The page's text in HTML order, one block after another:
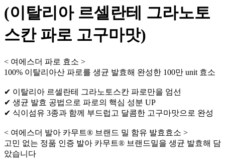
(이탈리아 르셀란테 그라노토
스칸 파로 고구마맛)
< 여에스더 파로 효소 >
100% 이탈리아산 파로를 생균 발효해 완성한 100만 unit 효소
✔ 이탈리아 르셀란테 그라노토스칸 파로만을 엄선
✔ 생균 발효 공법으로 파로의 핵심 성분 UP
✔ 식이섬유 3종과 함께 부드럽고 달콤한 고구마맛으로 완성
< 여에스더 발아 카무트® 브랜드 밀 함유 발효효소 >
고민 없는 정품 인증 발아 카무트® 브랜드밀을 생균 발효해 담
았습니다